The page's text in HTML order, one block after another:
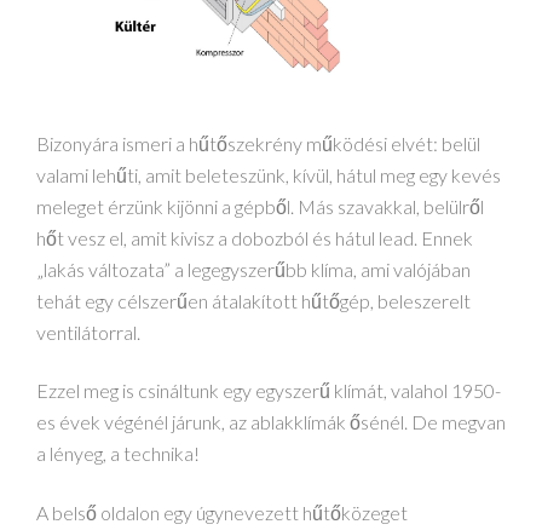
Bizonyára ismeri a hűtőszekrény működési elvét: belül
valami lehűti, amit beleteszünk, kívül, hátul meg egy kevés
meleget érzünk kijönni a gépből. Más szavakkal, belülről
hőt vesz el, amit kivisz a dobozból és hátul lead. Ennek
„lakás változata” a legegyszerűbb klíma, ami valójában
tehát egy célszerűen átalakított hűtőgép, beleszerelt
ventilátorral.
Ezzel meg is csináltunk egy egyszerű klímát, valahol 1950-
es évek végénél járunk, az ablakklímák ősénél. De megvan
a lényeg, a technika!
A belső oldalon egy úgynevezett hűtőközeget